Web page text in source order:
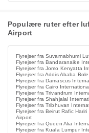
Populære ruter efter
Airport
Flyrejser fra Suvarnabhumi
Flyrejser fra Bandaranaike
Flyrejser fra Jomo Kenyatta
Flyrejser fra Addis Ababa
Flyrejser fra Damascus
Flyrejser fra Cairo
Flyrejser fra Trivandrum
Flyrejser fra Shahjalal
Flyrejser fra Tribhuvan
Flyrejser fra Beirut Rafic
Airport
Flyrejser fra Queen Alia
Flyrejser fra Kuala Lumpur